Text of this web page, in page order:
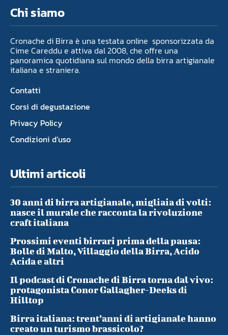
Chi siamo
Cronache di Birra è una testata online sponsorizzata da
Cime Careddu e attiva dal 2008, che offre una
panoramica quotidiana sul mondo della birra artigianale
italiana e straniera.
Contatti
Corsi di degustazione
Privacy Policy
Condizioni d’uso
Ultimi articoli
30 anni di birra artigianale, migliaia di volti:
nasce il murale che racconta la rivoluzione
craft italiana
Prossimi eventi birrari prima della pausa:
Bolle di Malto, Villaggio della Birra, Acido
Acida e altri
Il podcast di Cronache di Birra torna dal vivo:
protagonista Conor Gallagher-Deeks di
Hilltop
Birra italiana: trent’anni di artigianale hanno
creato un turismo brassicolo?